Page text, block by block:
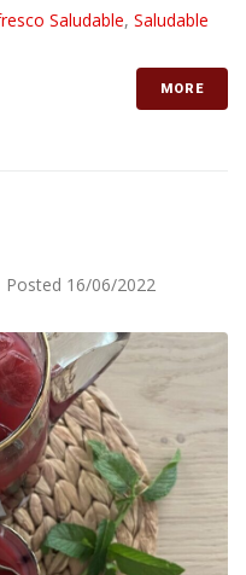
Saludable, Saludable
MORE
Posted 16/06/2022